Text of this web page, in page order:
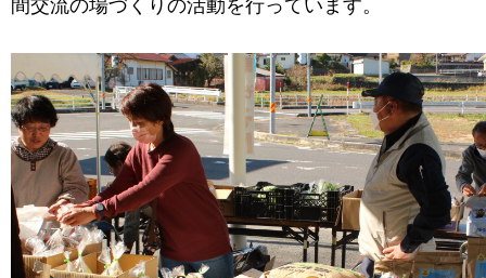
間交流の場づくりの活動を行っています。